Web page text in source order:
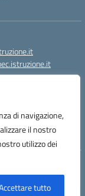
di navigazione,
il nostro
utilizzo dei
tutto
istsc_noic819001